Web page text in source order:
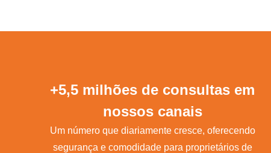
+5,5 milhões de consultas em
nossos canais
Um número que diariamente cresce, oferecendo
segurança e comodidade para proprietários de